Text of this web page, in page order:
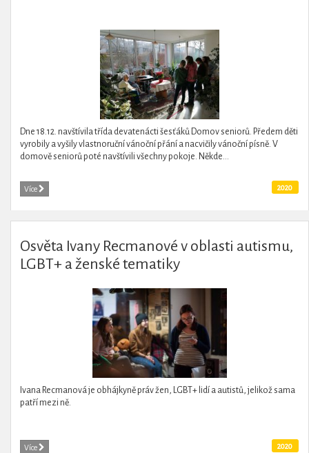
Dne 18.12. navštívila třída devatenácti šesťáků Domov seniorů. Předem děti
vyrobily a vyšily vlastnoruční vánoční přání a nacvičily vánoční písně. V
domově seniorů poté navštívili všechny pokoje. Někde...
Více 2020
Osvěta Ivany Recmanové v oblasti autismu,
LGBT+ a ženské tematiky
Ivana Recmanová je obhájkyně práv žen, LGBT+ lidí a autistů, jelikož sama
patří mezi ně.
Více 2020